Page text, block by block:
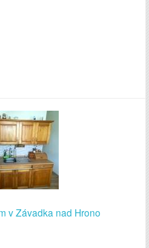
v Závadka nad Hrono